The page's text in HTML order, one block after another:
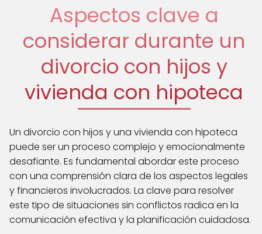
Aspectos clave a
considerar durante un
divorcio con hijos y
vivienda con hipoteca
Un divorcio con hijos y una vivienda con hipoteca
puede ser un proceso complejo y emocionalmente
desafiante. Es fundamental abordar este proceso
con una comprensión clara de los aspectos legales
y financieros involucrados. La clave para resolver
este tipo de situaciones sin conflictos radica en la
comunicación efectiva y la planificación cuidadosa.